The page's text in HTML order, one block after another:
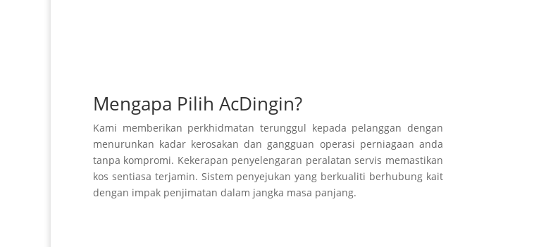
Mengapa Pilih AcDingin?
Kami memberikan perkhidmatan terunggul kepada pelanggan dengan
menurunkan kadar kerosakan dan gangguan operasi perniagaan anda
tanpa kompromi. Kekerapan penyelengaran peralatan servis memastikan
kos sentiasa terjamin. Sistem penyejukan yang berkualiti berhubung kait
dengan impak penjimatan dalam jangka masa panjang.